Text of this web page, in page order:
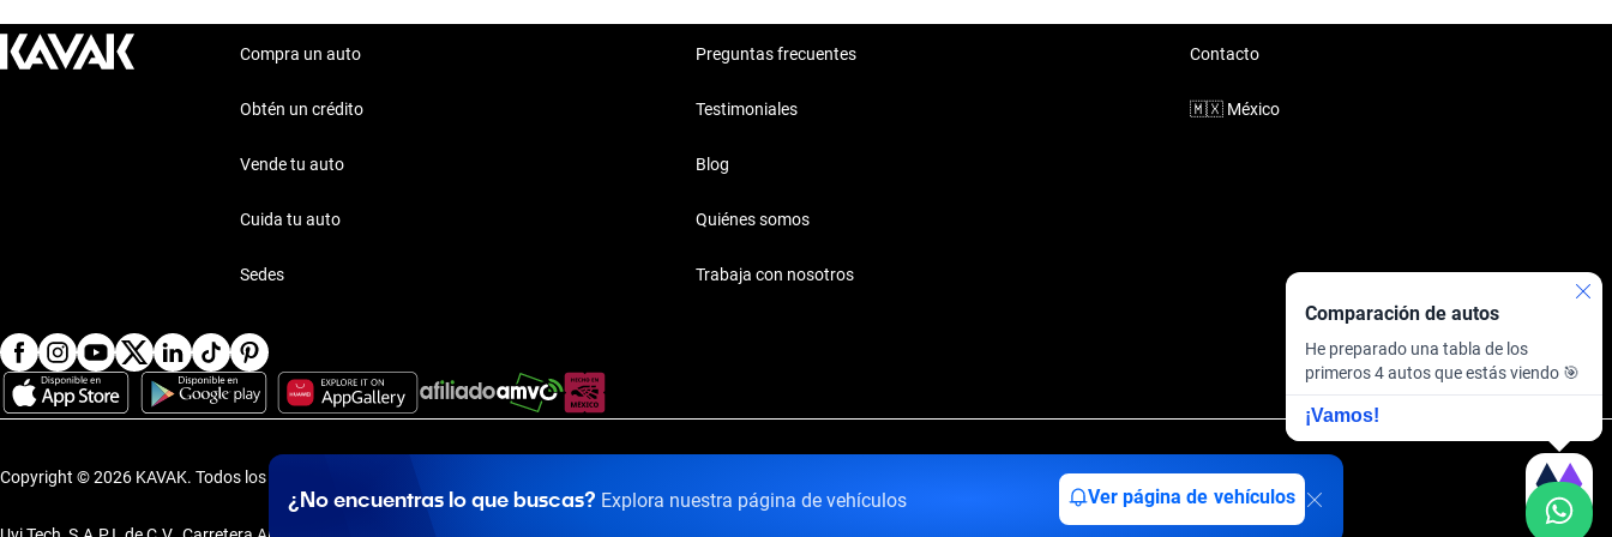
¿No encuentras lo que buscas? Explora nuestra página de vehículos Ver página de vehículos
Comparación de autos
He preparado una tabla de los
primeros 4 autos que estás viendo 🎯
¡Vamos!
Compra un auto
Obtén un crédito
Vende tu auto
Cuida tu auto
Sedes
Preguntas frecuentes
Testimoniales
Blog
Quiénes somos
Trabaja con nosotros
Contacto
🇲🇽 México
Copyright © 2026 KAVAK. Todos los derechos reservados. Transparencia Financiera · Sitemap